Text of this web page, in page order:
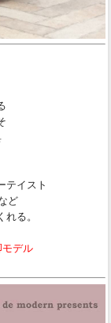
テイスト
ど
る。
モデル